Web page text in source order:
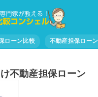
ローン比較 不動産担保ロー
不動産担保ローン